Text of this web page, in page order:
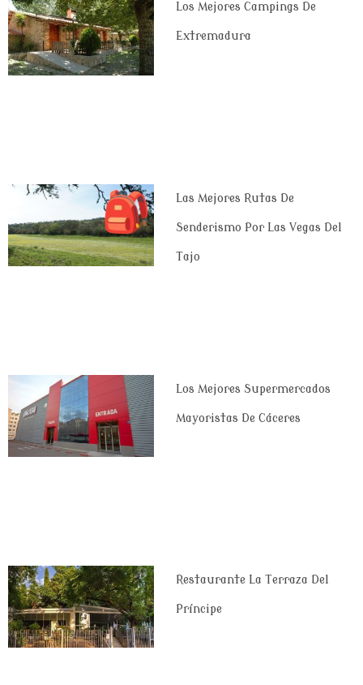
Los Mejores Campings De
Extremadura
Las Mejores Rutas De
Senderismo Por Las Vegas Del
Tajo
Los Mejores Supermercados
Mayoristas De Cáceres
Restaurante La Terraza Del
Príncipe